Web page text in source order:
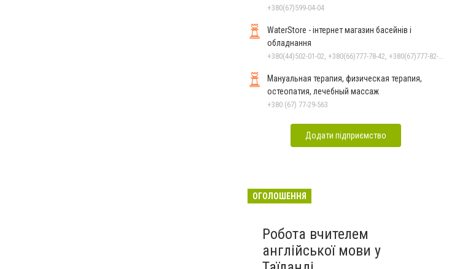
+380(67)599-04-04
WaterStore - інтернет магазин басейнів і
обладнання
Мануальная терапия, физическая терапия,
остеопатия, лечебный массаж
+380 (67) 77-29-563
Додати підприємство
ОГОЛОШЕННЯ
Робота вчителем
англійської мови у